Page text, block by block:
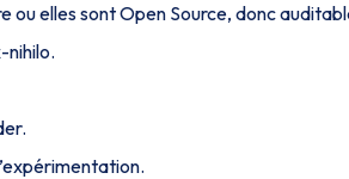
ou elles sont Open Source, donc
nihilo.